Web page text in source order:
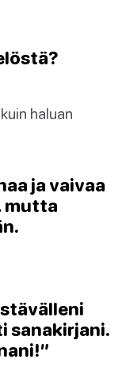
haluan
ja vaivaa
mutta
sanakirjani.